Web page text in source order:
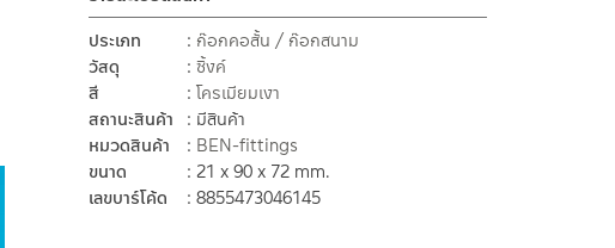
ประเภท
ก๊อกคอสั้น / ก๊อกสนาม
วัสดุ
ซิ้งค์
สี
โครเมียมเงา
สถานะสินค้า
มีสินค้า
หมวดสินค้า
BEN-fittings
ขนาด
21 x 90 x 72 mm.
เลขบาร์โค้ด
8855473046145